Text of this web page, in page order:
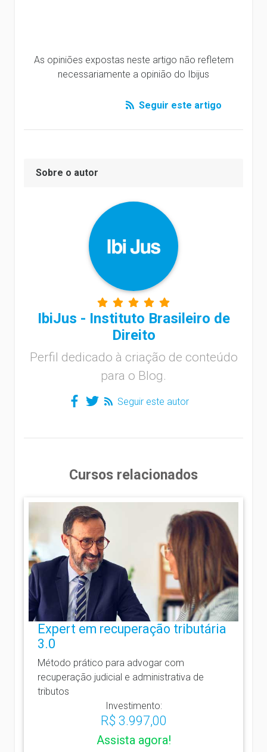
As opiniões expostas neste artigo não refletem
necessariamente a opinião do Ibijus
Seguir este artigo
Sobre o autor
IbiJus - Instituto Brasileiro de
Direito
Perfil dedicado à criação de conteúdo
para o Blog.
Seguir este autor
Cursos relacionados
Expert em recuperação tributária
3.0
Método prático para advogar com
recuperação judicial e administrativa de
tributos
Investimento:
R$ 3.997,00
Assista agora!